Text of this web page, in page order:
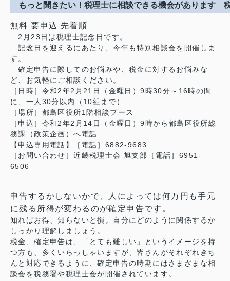
もっと聞きたい！税理士に相談できる機会があります
無料 要申込 先着順
2月23日は税理士記念日です。
記念日を迎えるにあたり、今年も特別相談会を開催しま
す。
確定申告に際してのお悩みや、税金に対するお悩みな
ど、お気軽にご相談ください。
［日時］令和2年2月21日（金曜日）9時30分～16時の間
に、一人30分以内（10組まで）
［場所］都島区役所1階相談ブース
［申込］令和2年2月14日（金曜日）9時から都島区役所総
務課（政策企画）へ電話
【申込専用電話】［電話］ 6882-9683
［お問い合わせ］近畿税理士会 旭支部［電話］ 6951-
6506
申告するかしないかで、人によっては何万円も手元
に残る所得が変わるのが確定申告です。
知ればお得、知らないと損。自分にどのように関係するか
しっかり理解しましょう。
税金、確定申告は、「とても難しい」というイメージを持
つ方も、多くいらっしゃいますが、皆さんがそれぞれきち
んと対応できるように、確定申告の時期にはさまざまな相
談会を税務署や税理士会が開催されています。